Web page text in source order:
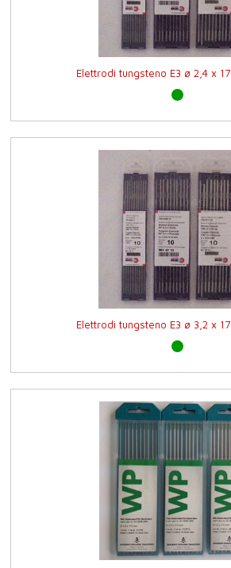
Elettrodi tungsteno E3 ø 2,4 x
Elettrodi tungsteno E3 ø 3,2 x